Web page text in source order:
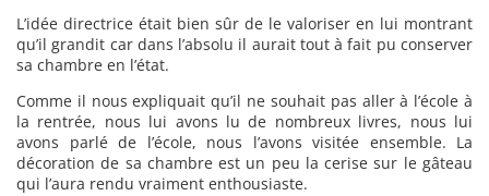
L’idée directrice était bien sûr de le valoriser en lui montrant
qu’il grandit car dans l’absolu il aurait tout à fait pu conserver
sa chambre en l’état.
Comme il nous expliquait qu’il ne souhait pas aller à l’école à
la rentrée, nous lui avons lu de nombreux livres, nous lui
avons parlé de l’école, nous l’avons visitée ensemble. La
décoration de sa chambre est un peu la cerise sur le gâteau
qui l’aura rendu vraiment enthousiaste.